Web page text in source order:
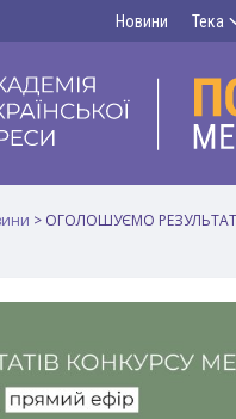
Новини Тека
> ОГОЛОШУЄМО РЕЗУЛЬТАТИ